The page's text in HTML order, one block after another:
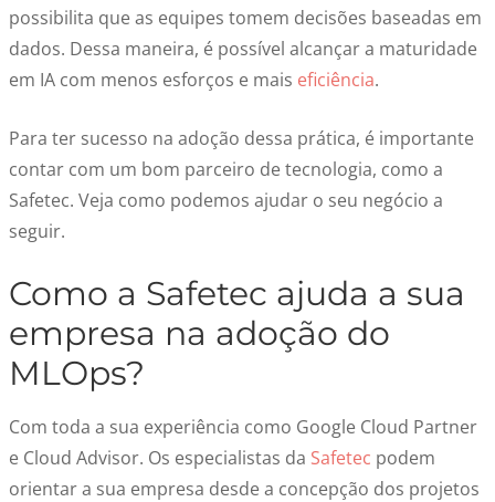
possibilita que as equipes tomem decisões baseadas em
dados. Dessa maneira, é possível alcançar a maturidade
em IA com menos esforços e mais eficiência.
Para ter sucesso na adoção dessa prática, é importante
contar com um bom parceiro de tecnologia, como a
Safetec. Veja como podemos ajudar o seu negócio a
seguir.
Como a Safetec ajuda a sua
empresa na adoção do
MLOps?
Com toda a sua experiência como Google Cloud Partner
e Cloud Advisor. Os especialistas da Safetec podem
orientar a sua empresa desde a concepção dos projetos